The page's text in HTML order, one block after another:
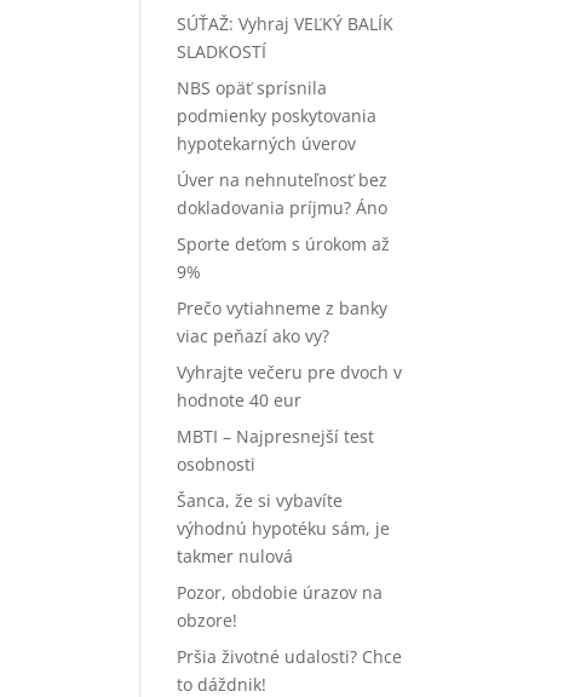
SÚŤAŽ: Vyhraj VEĽKÝ BALÍK
SLADKOSTÍ
NBS opäť sprísnila
podmienky poskytovania
hypotekarných úverov
Úver na nehnuteľnosť bez
dokladovania príjmu? Áno
Sporte deťom s úrokom až
9%
Prečo vytiahneme z banky
viac peňazí ako vy?
Vyhrajte večeru pre dvoch v
hodnote 40 eur
MBTI – Najpresnejší test
osobnosti
Šanca, že si vybavíte
výhodnú hypotéku sám, je
takmer nulová
Pozor, obdobie úrazov na
obzore!
Pršia životné udalosti? Chce
to dáždnik!